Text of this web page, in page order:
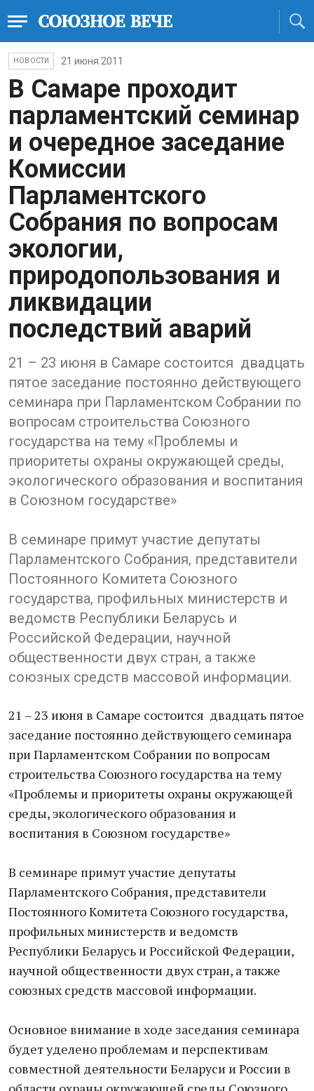
НОВОСТИ 21 июня 2011
В Самаре проходит
парламентский семинар
и очередное заседание
Комиссии
Парламентского
Собрания по вопросам
экологии,
природопользования и
ликвидации
последствий аварий
21 – 23 июня в Самаре состоится двадцать
пятое заседание постоянно действующего
семинара при Парламентском Собрании по
вопросам строительства Союзного
государства на тему «Проблемы и
приоритеты охраны окружающей среды,
экологического образования и воспитания
в Союзном государстве»
В семинаре примут участие депутаты
Парламентского Собрания, представители
Постоянного Комитета Союзного
государства, профильных министерств и
ведомств Республики Беларусь и
Российской Федерации, научной
общественности двух стран, а также
союзных средств массовой информации.
21 – 23 июня в Самаре состоится двадцать пятое
заседание постоянно действующего семинара
при Парламентском Собрании по вопросам
строительства Союзного государства на тему
«Проблемы и приоритеты охраны окружающей
среды, экологического образования и
воспитания в Союзном государстве»
В семинаре примут участие депутаты
Парламентского Собрания, представители
Постоянного Комитета Союзного государства,
профильных министерств и ведомств
Республики Беларусь и Российской Федерации,
научной общественности двух стран, а также
союзных средств массовой информации.
Основное внимание в ходе заседания семинара
будет уделено проблемам и перспективам
совместной деятельности Беларуси и России в